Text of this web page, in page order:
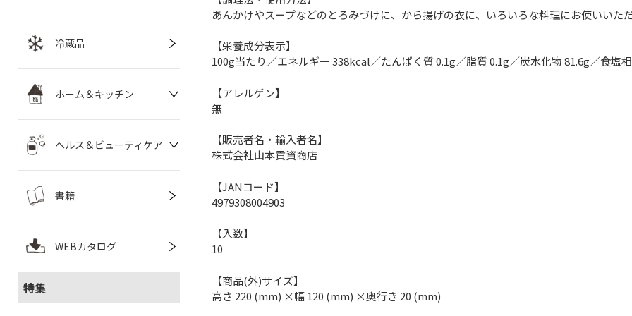
冷蔵品
ホーム＆キッチン
ヘルス＆ビューティケア
書籍
WEBカタログ
特集
あんかけやスープなどのとろみづけに、から揚げの衣に、いろいろな料理にお使いいただ
【栄養成分表示】
100g当たり／エネルギー 338kcal／たんぱく質 0.1g／脂質 0.1g／炭水化物 81.6g／食塩
【アレルゲン】
無
【販売者名・輸入者名】
株式会社山本貢資商店
【JANコード】
4979308004903
【入数】
10
【商品(外)サイズ】
高さ 220 (mm) ×幅 120 (mm) ×奥行き 20 (mm)